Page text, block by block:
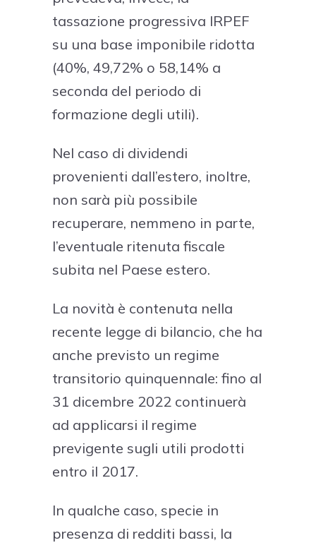
tassazione progressiva IRPEF
su una base imponibile ridotta
(40%, 49,72% o 58,14% a
seconda del periodo di
formazione degli utili).
Nel caso di dividendi
provenienti dall’estero, inoltre,
non sarà più possibile
recuperare, nemmeno in parte,
l’eventuale ritenuta fiscale
subita nel Paese estero.
La novità è contenuta nella
recente legge di bilancio, che ha
anche previsto un regime
transitorio quinquennale: fino al
31 dicembre 2022 continuerà
ad applicarsi il regime
previgente sugli utili prodotti
entro il 2017.
In qualche caso, specie in
presenza di redditi bassi, la